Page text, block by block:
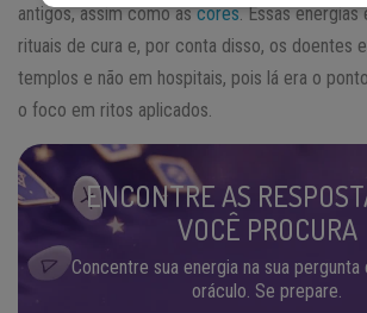
antigos, assim como ascores. Essas
rituais de cura e, por conta disso, os doentes
templos e não em hospitais, pois lá era o
o foco em ritos aplicados.
ENCONTRE AS
VOCÊ PROCURA
Concentre sua energia na sua pergunta
oráculo. Se prepare.